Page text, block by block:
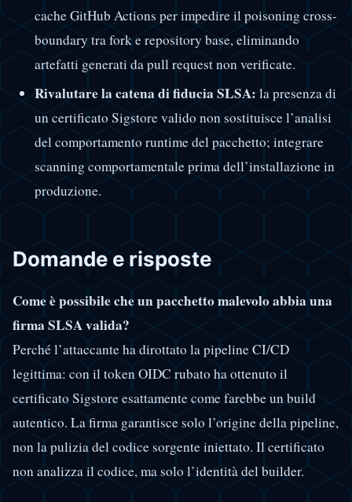
cache GitHub Actions per impedire il poisoning cross-
boundary tra fork e repository base, eliminando
artefatti generati da pull request non verificate.
Rivalutare la catena di fiducia SLSA:la presenza di
un certificato Sigstore valido non sostituisce l’analisi
del comportamento runtime del pacchetto; integrare
scanning comportamentale prima dell’installazione in
produzione.
Domande e risposte
Come è possibile che un pacchetto malevolo abbia una
firma SLSA valida?
Perché l’attaccante ha dirottato la pipeline CI/CD
legittima: con il token OIDC rubato ha ottenuto il
certificato Sigstore esattamente come farebbe un build
autentico. La firma garantisce solo l’origine della pipeline,
non la pulizia del codice sorgente iniettato. Il certificato
non analizza il codice, ma solo l’identità del builder.